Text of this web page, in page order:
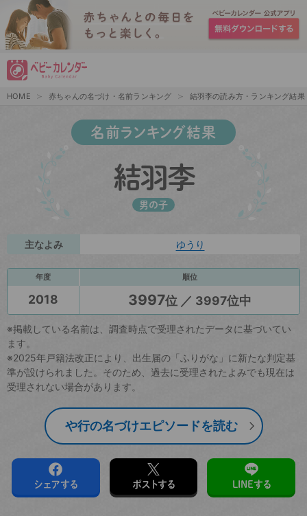
HOME 赤ちゃんの名づけ・名前ランキング 結羽李の読み方・ランキング結果
名前ランキング結果
結羽李
男の子
主なよみ ゆうり
年度 順位
2018 3997位 ／ 3997位中
※掲載している名前は、調査時点で受理されたデータに基づいてい
ます。
※2025年戸籍法改正により、出生届の「ふりがな」に新たな判定基
準が設けられました。そのため、過去に受理されたよみでも現在は
受理されない場合があります。
や行の名づけエピソードを読む
シェアする ポストする LINEする